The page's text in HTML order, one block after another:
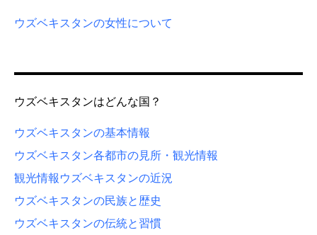
ウズベキスタンの女性について
ウズベキスタンはどんな国？
ウズベキスタンの基本情報
ウズベキスタン各都市の見所・観光情報
観光情報 ウズベキスタンの近況
ウズベキスタンの民族と歴史
ウズベキスタンの伝統と習慣